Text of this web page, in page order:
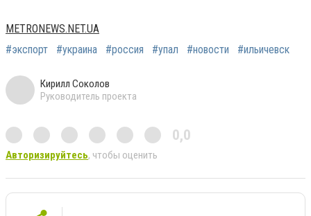
METRONEWS.NET.UA
#экспорт
#украина #россия #упал #новости #ильичевск
Кирилл Соколов
Руководитель проекта
0,0
Авторизируйтесь, чтобы оценить